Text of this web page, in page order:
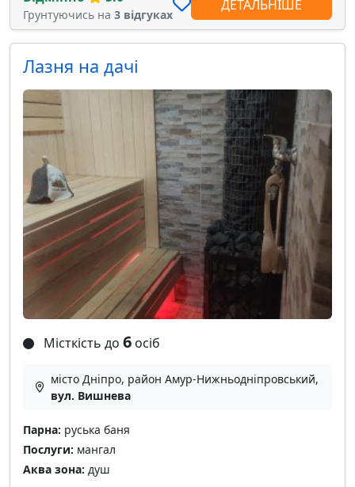
Грунтуючись на 3 відгуках
ДЕТАЛЬНІШЕ
Лазня на дачі
Місткість до 6 осіб
місто Дніпро, район Амур-Нижньодніпровський,
вул. Вишнева
Парна: руська баня
Послуги: мангал
Аква зона: душ